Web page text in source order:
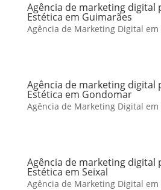
Agência de marketing digital
Estética em Guimarães
Agência de Marketing Digital em
Agência de marketing digital
Estética em Gondomar
Agência de Marketing Digital em
Agência de marketing digital
Estética em Seixal
Agência de Marketing Digital em